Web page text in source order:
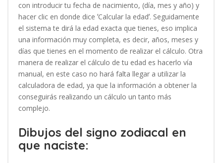
con introducir tu fecha de nacimiento, (día, mes y año) y
hacer clic en donde dice ʼCalcular la edadʼ. Seguidamente
el sistema te dirá la edad exacta que tienes, eso implica
una información muy completa, es decir, años, meses y
días que tienes en el momento de realizar el cálculo. Otra
manera de realizar el cálculo de tu edad es hacerlo vía
manual, en este caso no hará falta llegar a utilizar la
calculadora de edad, ya que la información a obtener la
conseguirás realizando un cálculo un tanto más
complejo.
Dibujos del signo zodiacal en
que naciste: